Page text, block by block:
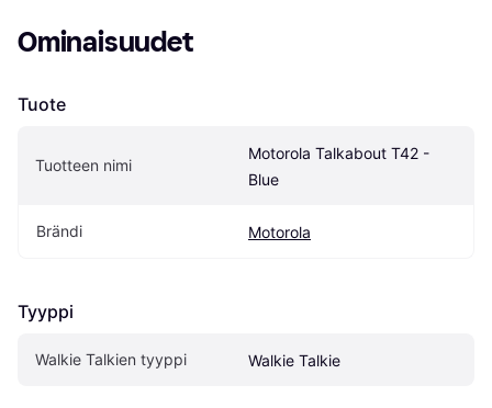
Ominaisuudet
Tuote
Tuotteen nimi
Motorola Talkabout T42 -
Blue
Brändi Motorola
Tyyppi
Walkie Talkien tyyppi Walkie Talkie